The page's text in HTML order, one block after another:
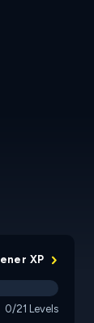
XP
0/21 Levels